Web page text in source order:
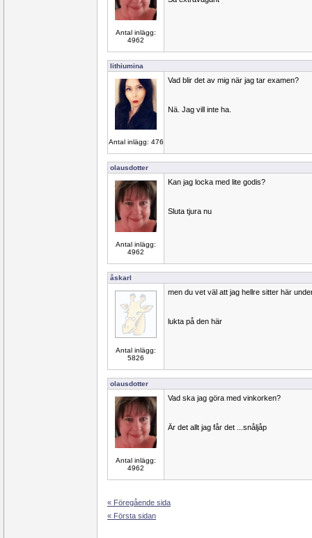
Antal inlägg:
4962
lithiumina
Antal inlägg: 476
Vad blir det av mig när jag tar examen?
Nä. Jag vill inte ha.
olausdotter
Antal inlägg:
4962
Kan jag locka med lite godis?
Sluta tjura nu
åskarl
Antal inlägg:
5826
men du vet väl att jag hellre sitter här
lukta på den här
olausdotter
Antal inlägg:
4962
Vad ska jag göra med vinkorken?
Är det allt jag får det ...snåljåp
« Föregående sida
« Första sidan